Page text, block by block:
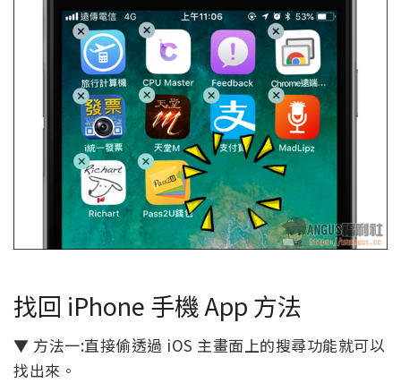
找回 iPhone 手機 App 方法
▼ 方法一:直接偷透過 iOS 主畫面上的搜尋功能就可以
找出來。